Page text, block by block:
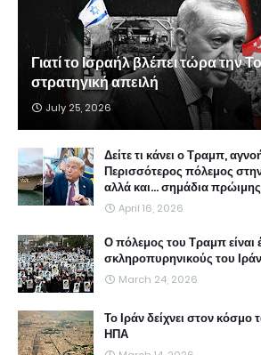
Γιατί το Ισραήλ βλέπει τώρα την
στρατηγική απειλή
July 25, 2026
Δείτε τι κάνει ο Τραμπ,
Περισσότερος πόλεμος
αλλά και... σημάδια
April 16, 2026
Ο πόλεμος του Τραμπ είναι
σκληροπυρηνικούς του Ιράν
March 24, 2026
Το Ιράν δείχνει στον κόσμο
ΗΠΑ